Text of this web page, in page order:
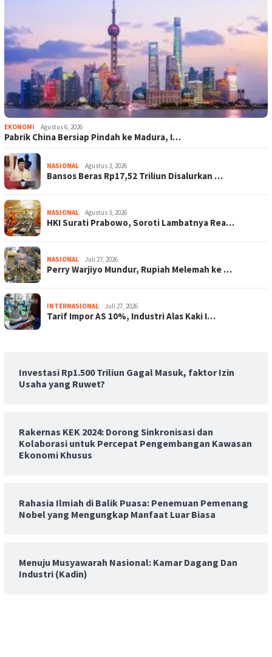
EKONOMI Agustus 6, 2026
Pabrik China Bersiap Pindah ke Madura, I…
NASIONAL Agustus 3, 2026
Bansos Beras Rp17,52 Triliun Disalurkan …
NASIONAL Agustus 3, 2026
HKI Surati Prabowo, Soroti Lambatnya Rea…
NASIONAL Juli 27, 2026
Perry Warjiyo Mundur, Rupiah Melemah ke …
INTERNASIONAL Juli 27, 2026
Tarif Impor AS 10%, Industri Alas Kaki I…
Investasi Rp1.500 Triliun Gagal Masuk, faktor Izin
Usaha yang Ruwet?
Rakernas KEK 2024: Dorong Sinkronisasi dan
Kolaborasi untuk Percepat Pengembangan Kawasan
Ekonomi Khusus
Rahasia Ilmiah di Balik Puasa: Penemuan Pemenang
Nobel yang Mengungkap Manfaat Luar Biasa
Menuju Musyawarah Nasional: Kamar Dagang Dan
Industri (Kadin)